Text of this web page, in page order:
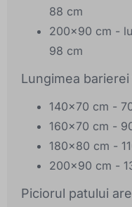
88 cm
200x90 cm -
98 cm
Lungimea
140x70 cm -
160x70 cm -
180x80 cm -
200x90 cm -
Piciorul patului